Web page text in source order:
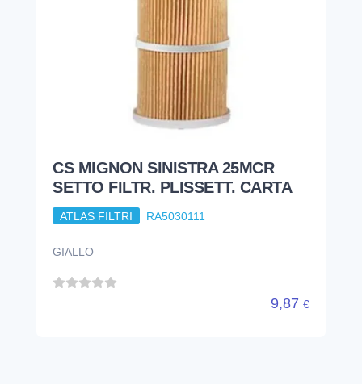
CS MIGNON SINISTRA 25MCR
SETTO FILTR. PLISSETT. CARTA
ATLAS FILTRI RA5030111
GIALLO
9,87 €